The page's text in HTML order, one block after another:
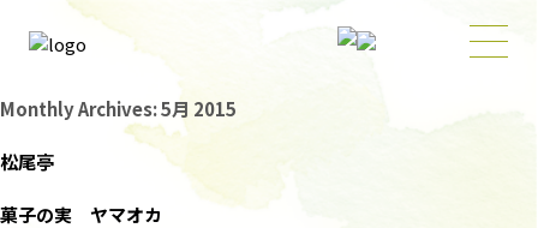
Monthly Archives: 5月 2015
松尾亭
菓子の実 ヤマオカ